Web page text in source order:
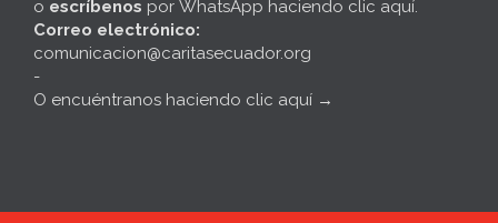
o escríbenos por WhatsApp haciendo clic aquí.
Correo electrónico:
comunicacion@caritasecuador.org
-
O encuéntranos haciendo clic aquí →